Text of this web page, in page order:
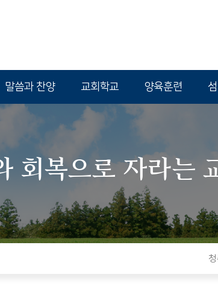
말씀과 찬양 교회학교 양육훈련
회복으로 자라는